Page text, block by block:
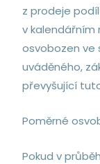
z prodeje
v kalendářním
osvobozen ve
uváděného,
převyšující
Poměrné
Pokud v